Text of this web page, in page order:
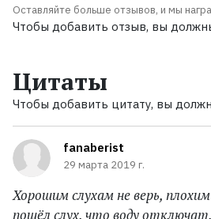
Оставляйте больше отзывов, и мы
Чтобы добавить отзыв, вы
Цитаты
Чтобы добавить цитату, вы
fanaberist
29 марта 2019 г.
Хорошим слухам не верь, плохим
пошёл слух, что воду